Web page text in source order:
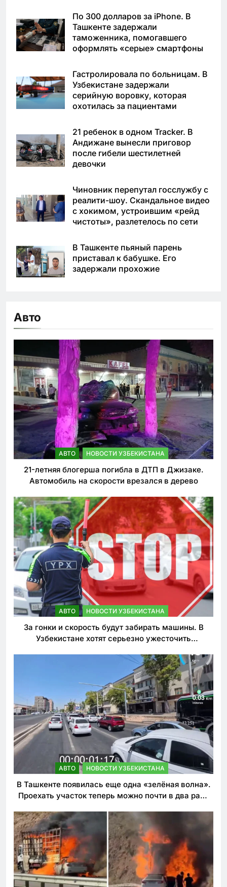
По 300 долларов за iPhone. В
Ташкенте задержали
таможенника, помогавшего
оформлять «серые» смартфоны
Гастролировала по больницам. В
Узбекистане задержали
серийную воровку, которая
охотилась за пациентами
21 ребенок в одном Tracker. В
Андижане вынесли приговор
после гибели шестилетней
девочки
Чиновник перепутал госслужбу с
реалити-шоу. Скандальное видео
с хокимом, устроившим «рейд
чистоты», разлетелось по сети
В Ташкенте пьяный парень
приставал к бабушке. Его
задержали прохожие
Авто
АВТО НОВОСТИ УЗБЕКИСТАНА
21-летняя блогерша погибла в ДТП в Джизаке.
Автомобиль на скорости врезался в дерево
АВТО НОВОСТИ УЗБЕКИСТАНА
За гонки и скорость будут забирать машины. В
Узбекистане хотят серьезно ужесточить
АВТО НОВОСТИ УЗБЕКИСТАНА
В Ташкенте появилась еще одна «зелёная волна».
Проехать участок теперь можно почти в два раза